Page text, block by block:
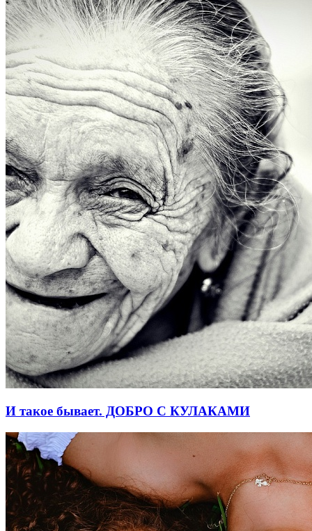
И такое бывает. ДОБРО С КУЛАКАМИ